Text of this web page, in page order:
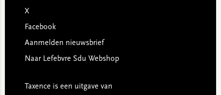
X
Facebook
Aanmelden nieuwsbrief
Naar Lefebvre Sdu Webshop
Taxence is een uitgave van